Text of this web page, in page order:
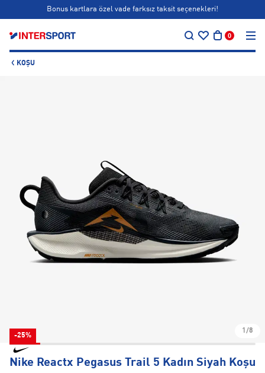
Bonus kartlara özel vade farksız taksit seçenekleri!
0
KOŞU
-25%
1/8
Nike Reactx Pegasus Trail 5 Kadın Siyah Koşu